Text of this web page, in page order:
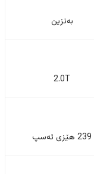
بەنزین
2.0T
239 هێزی ئەسپ